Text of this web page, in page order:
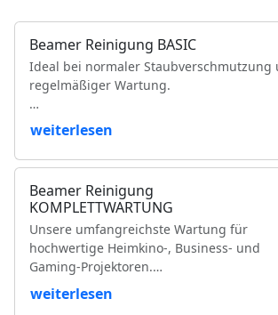
Beamer Reinigung BASIC
Ideal bei normaler Staubverschmutzung
regelmäßiger Wartung.
Leistungsumfang:
Reinigung der Luftfilter und Gehäuseteile
Reinigung der Kühlkörper
Objektivreinigung
Entfernung loser Staubablagerungen im
Geräteinneren
Prüfung der Bildqualität
Funktionsprüfung
weiterlesen
Beamer Reinigung
KOMPLETTWARTUNG
Unsere umfangreichste Wartung für
hochwertige Heimkino-, Business- und
Gaming-Projektoren.
Leistungsumfang:
weiterlesen